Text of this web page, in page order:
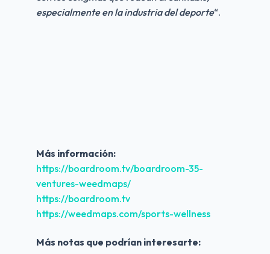
especialmente en la industria del deporte“.
Más información:
https://boardroom.tv/boardroom-35-
ventures-weedmaps/
https://boardroom.tv
https://weedmaps.com/sports-wellness
Más notas que podrían interesarte: